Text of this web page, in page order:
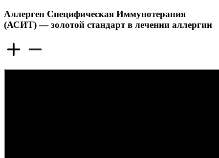
Аллерген Специфическая Иммунотерапия
(АСИТ) — золотой стандарт в лечении аллергии